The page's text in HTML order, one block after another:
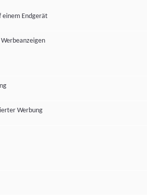
einem Endgerät
Werbung